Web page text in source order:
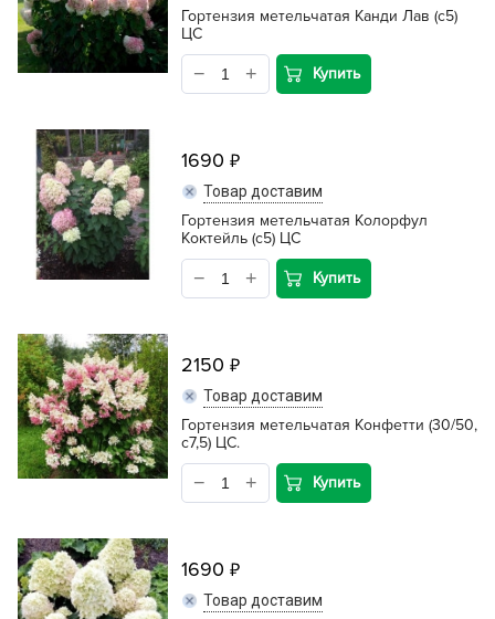
Гортензия метельчатая Канди Лав (с5)
ЦС
Купить
1690
Товар доставим
Гортензия метельчатая Колорфул
Коктейль (с5) ЦС
Купить
2150
Товар доставим
Гортензия метельчатая Конфетти (30/50,
c7,5) ЦС.
Купить
1690
Товар доставим